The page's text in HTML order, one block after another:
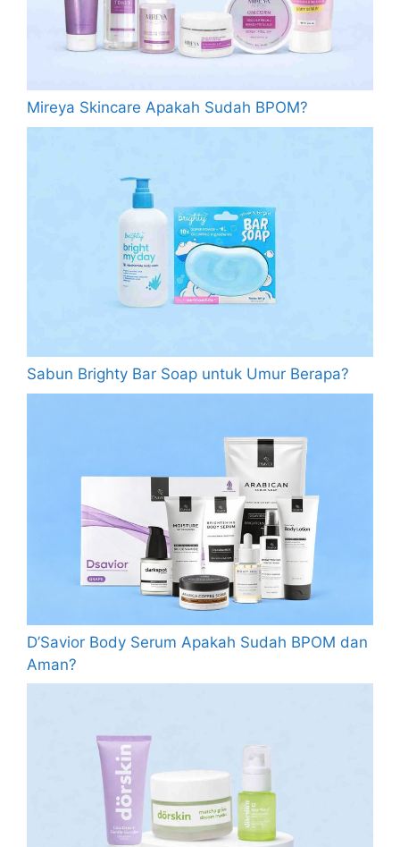
Mireya Skincare Apakah Sudah BPOM?
Sabun Brighty Bar Soap untuk Umur Berapa?
D’Savior Body Serum Apakah Sudah BPOM dan
Aman?